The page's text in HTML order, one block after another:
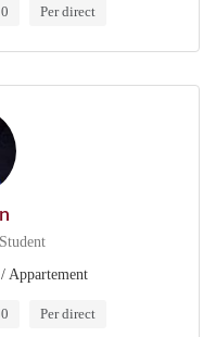
Per direct
Appartement
Per direct